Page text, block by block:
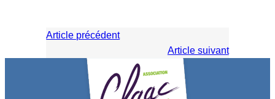
Article précédent
Article suivant